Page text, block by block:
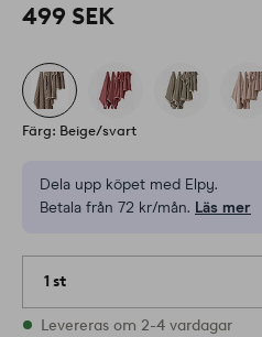
499 SEK
Färg: Beige/svart
Dela upp köpet med Elpy.
Betala från 72 kr/mån. Läs mer
1 st
I lager
Levereras om 2-4 vardagar